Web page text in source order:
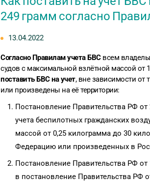
249 грамм согласно
13.04.2022
Согласно Правилам учета БВСвсем
судов с максимальной взлётной массой от
поставить БВС на учет, вне зависимости от
или произведены на её территории:
Постановление Правительства РФ
учета беспилотных гражданских
массой от 0,25 килограмма до 30
Федерацию или произведенных в
Постановление Правительства РФ
в постановление Правительства РФ